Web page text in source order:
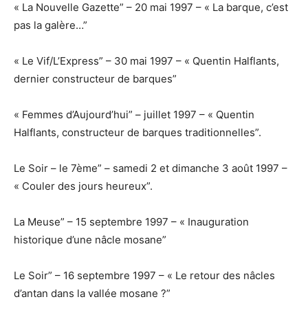
« La Nouvelle Gazette” – 20 mai 1997 – « La barque, c’est
pas la galère…”
« Le Vif/L’Express” – 30 mai 1997 – « Quentin Halflants,
dernier constructeur de barques”
« Femmes d’Aujourd’hui” – juillet 1997 – « Quentin
Halflants, constructeur de barques traditionnelles”.
Le Soir – le 7ème” – samedi 2 et dimanche 3 août 1997 –
« Couler des jours heureux”.
La Meuse” – 15 septembre 1997 – « Inauguration
historique d’une nâcle mosane”
Le Soir” – 16 septembre 1997 – « Le retour des nâcles
d’antan dans la vallée mosane ?”